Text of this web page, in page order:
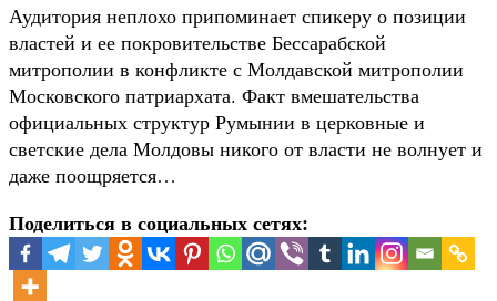
Аудитория неплохо припоминает спикеру о позиции
властей и ее покровительстве Бессарабской
митрополии в конфликте с Молдавской митрополии
Московского патриархата. Факт вмешательства
официальных структур Румынии в церковные и
светские дела Молдовы никого от власти не волнует и
даже поощряется…
Поделиться в социальных сетях: